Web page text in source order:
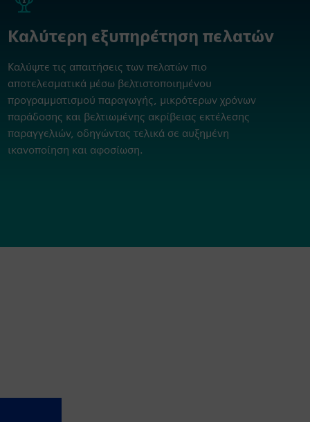
Καλύτερη εξυπηρέτηση πελατών
Καλύψτε τις απαιτήσεις των πελατών πιο
αποτελεσματικά μέσω βελτιστοποιημένου
προγραμματισμού παραγωγής, μικρότερων χρόνων
παράδοσης και βελτιωμένης ακρίβειας εκτέλεσης
παραγγελιών, οδηγώντας τελικά σε αυξημένη
ικανοποίηση και αφοσίωση.